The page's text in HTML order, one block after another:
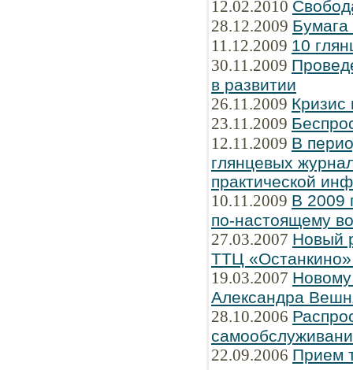
12.02.2010
28.12.2009
11.12.2009 10
30.11.2009
в развитии
26.11.2009
23.11.2009
12.11.2009 В
глянцевых
практической
10.11.2009 В 2009
по-настоящему
27.03.2007 Новый
ТТЦ
19.03.2007
Александра
28.10.2006
22.09.2006 Прием